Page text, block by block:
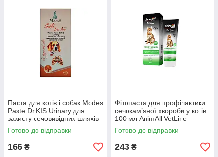
Паста для котів і собак Modes
Paste Dr.KIS Urinary для
захисту сечовивідних шляхів
50 г ModeS
Готово до відправки
166 ₴
Фітопаста для профілактики
сечокам’яної хвороби у котів
100 мл AnimAll VetLine
Urinary
Готово до відправки
243 ₴